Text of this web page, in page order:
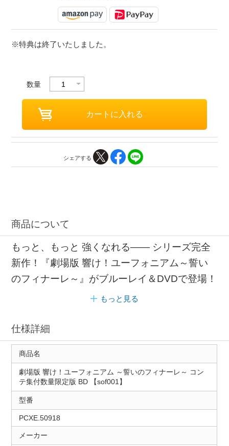
※特典は終了いたしました。
数量
シェアする
商品について
もっと、もっと 強くなれる―― シリーズ完全
新作！『劇場版 響け！ユーフォニアム～誓い
のフィナーレ～』がブルーレイ＆DVDで登場！
もっと見る
仕様詳細
商品名
劇場版 響け！ユーフォニアム ～誓いのフィナーレ～ コン
テ集付数量限定版 BD 【sof001】
型番
PCXE.50918
メーカー